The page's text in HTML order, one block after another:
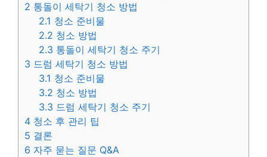
2 통돌이 세탁기 청소 방법
2.1 청소 준비물
2.2 청소 방법
2.3 통돌이 세탁기 청소 주기
3 드럼 세탁기 청소 방법
3.1 청소 준비물
3.2 청소 방법
3.3 드럼 세탁기 청소 주기
4 청소 후 관리 팁
5 결론
6 자주 묻는 질문 Q&A